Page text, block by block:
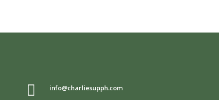
 info@charliesupph.com